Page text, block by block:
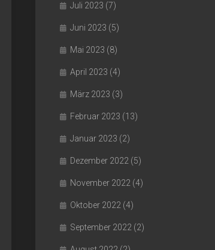
Juli 2023 (7)
Juni 2023 (5)
Mai 2023 (8)
April 2023 (4)
März 2023 (3)
Februar 2023 (13)
Januar 2023 (2)
Dezember 2022 (5)
November 2022 (4)
Oktober 2022 (4)
September 2022 (2)